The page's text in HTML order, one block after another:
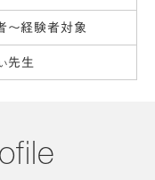
～経験者対象
先生